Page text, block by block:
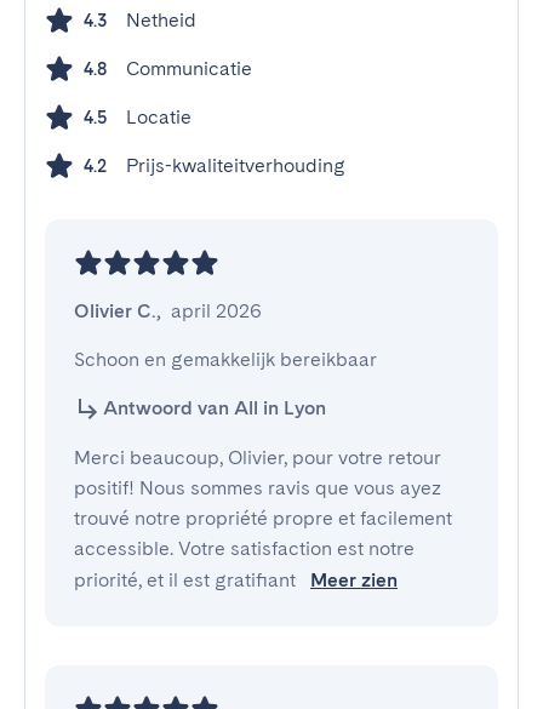
4.3 Netheid
4.8 Communicatie
4.5 Locatie
4.2 Prijs-kwaliteitverhouding
Olivier C., april 2026
Schoon en gemakkelijk bereikbaar
Antwoord van All in Lyon
Merci beaucoup, Olivier, pour votre retour
positif! Nous sommes ravis que vous ayez
trouvé notre propriété propre et facilement
accessible. Votre satisfaction est notre
priorité, et il est gratifiant
Meer zien